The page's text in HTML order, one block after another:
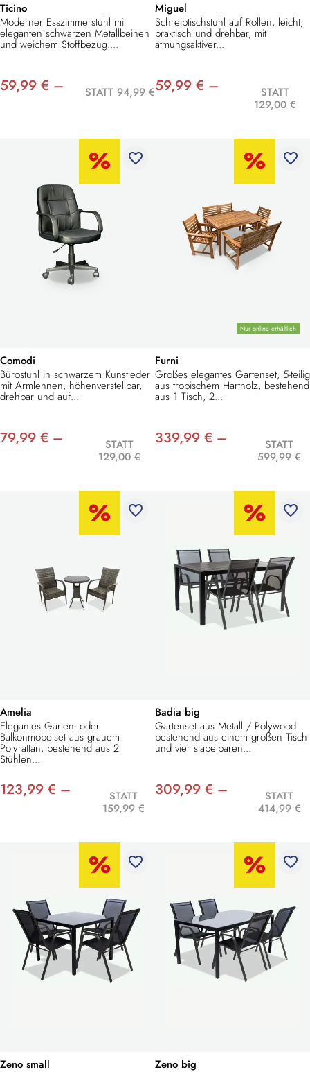
Ticino
Moderner Esszimmerstuhl mit
eleganten schwarzen Metallbeinen
und weichem Stoffbezug....
59,99 € – STATT 94,99 €
Miguel
Schreibtischstuhl auf Rollen, leicht,
praktisch und drehbar, mit
atmungsaktiver...
59,99 € –
STATT
129,00 €
favorite_border
Comodi
Bürostuhl in schwarzem Kunstleder
mit Armlehnen, höhenverstellbar,
drehbar und auf...
79,99 € –
STATT
129,00 €
Nur online erhältlich
favorite_border
Furni
Großes elegantes Gartenset, 5-teilig
aus tropischem Hartholz, bestehend
aus 1 Tisch, 2...
339,99 € –
STATT
599,99 €
favorite_border
Amelia
Elegantes Garten- oder
Balkonmöbelset aus grauem
Polyrattan, bestehend aus 2
Stühlen...
123,99 € –
STATT
159,99 €
favorite_border
Badia big
Gartenset aus Metall / Polywood
bestehend aus einem großen Tisch
und vier stapelbaren...
309,99 € –
STATT
414,99 €
favorite_border
Zeno small
favorite_border
Zeno big